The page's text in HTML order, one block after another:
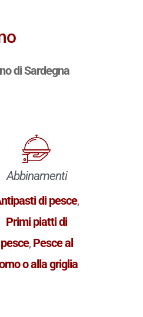
di Sardegna
Abbinamenti
di pesce,
Primi piatti di
pesce, Pesce al
o alla griglia